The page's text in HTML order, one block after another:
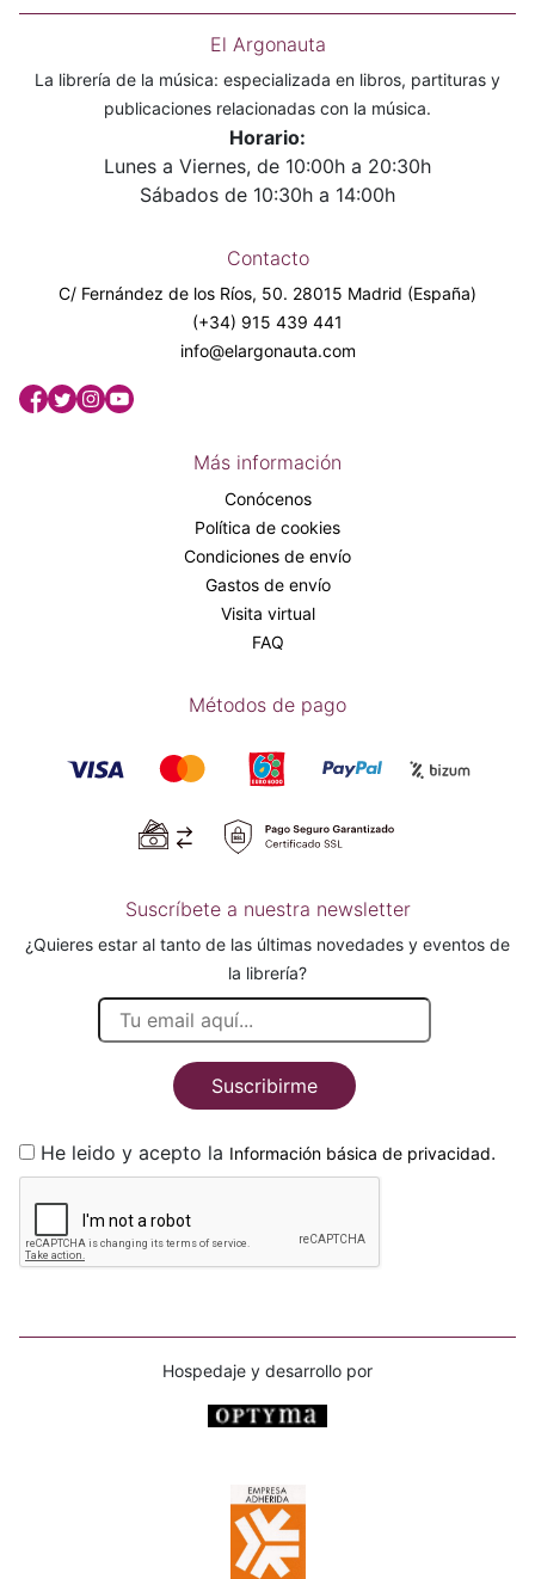
El Argonauta
La librería de la música: especializada en libros, partituras y
publicaciones relacionadas con la música.
Horario:
Lunes a Viernes, de 10:00h a 20:30h
Sábados de 10:30h a 14:00h
Contacto
C/ Fernández de los Ríos, 50. 28015 Madrid (España)
(+34) 915 439 441
info@elargonauta.com
Más información
Conócenos
Política de cookies
Condiciones de envío
Gastos de envío
Visita virtual
FAQ
Métodos de pago
Suscríbete a nuestra newsletter
¿Quieres estar al tanto de las últimas novedades y eventos de
la librería?
Suscribirme
He leido y acepto la Información básica de privacidad.
Hospedaje y desarrollo por